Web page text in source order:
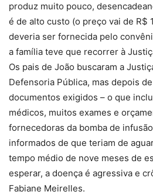
produz muito pouco,
é de alto custo (o preço vai de R$
deveria ser fornecida pelo
a família teve que recorrer à
Os pais de João buscaram a
Defensoria Pública, mas depois
documentos exigidos – o que
médicos, muitos exames e
fornecedoras da bomba de
informados de que teriam de
tempo médio de nove meses de
esperar, a doença é agressiva e
Fabiane Meirelles.